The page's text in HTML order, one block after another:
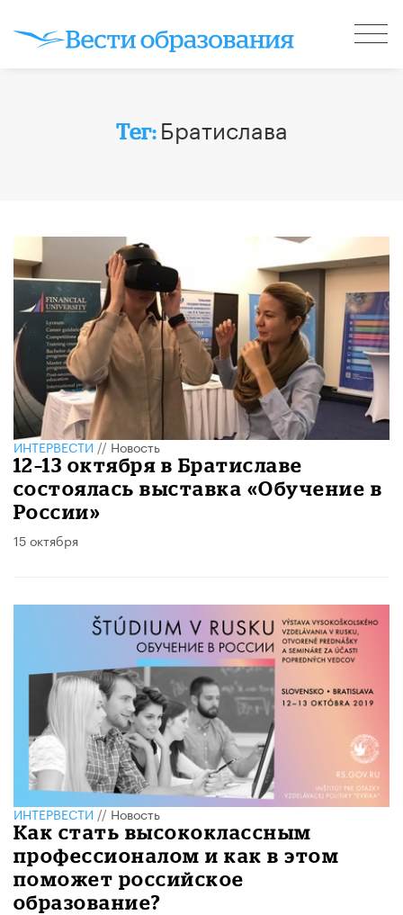
Тег: Братислава
ИНТЕРВЕСТИ//Новость
12–13 октября в Братиславе
состоялась выставка «Обучение в
России»
15 октября
ИНТЕРВЕСТИ//Новость
Как стать высококлассным
профессионалом и как в этом
поможет российское
образование?